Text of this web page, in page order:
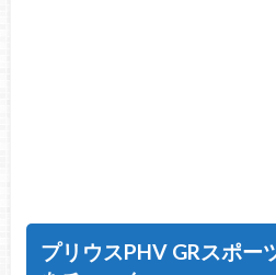
プリウスPHV GRスポ